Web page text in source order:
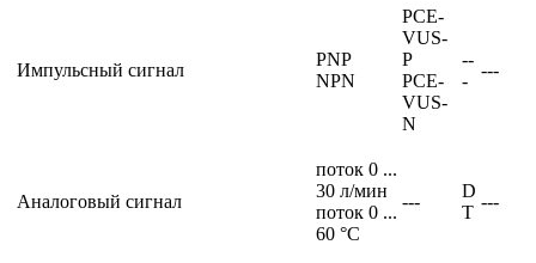
Импульсный сигнал
PNP
NPN
PCE-
VUS-
P
PCE-
VUS-
N
--
-
---
Аналоговый сигнал
поток 0 ...
30 л/мин
поток 0 ...
60 °C
---
D
T
---